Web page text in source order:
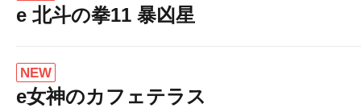
e 北斗の拳11 暴凶星
NEW
e女神のカフェテラス